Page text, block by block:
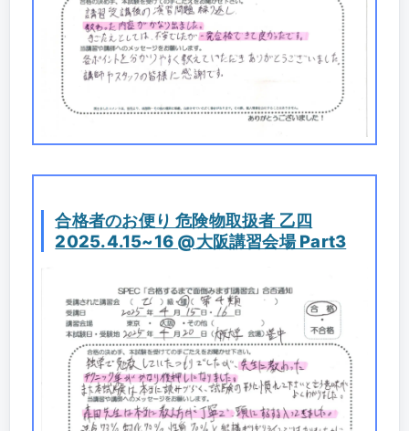
合格者のお便り 危険物取扱者 乙四
2025.4.15~16 @大阪講習会場 Part3